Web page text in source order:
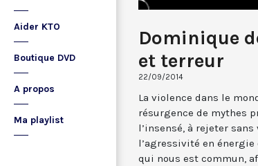
Aider KTO
Boutique DVD
A propos
Ma playlist
Dominique
et terreur
22/09/2014
La violence dans le
résurgence de mythes
l’insensé, à rejeter
l’agressivité en énergie
qui nous est commun,